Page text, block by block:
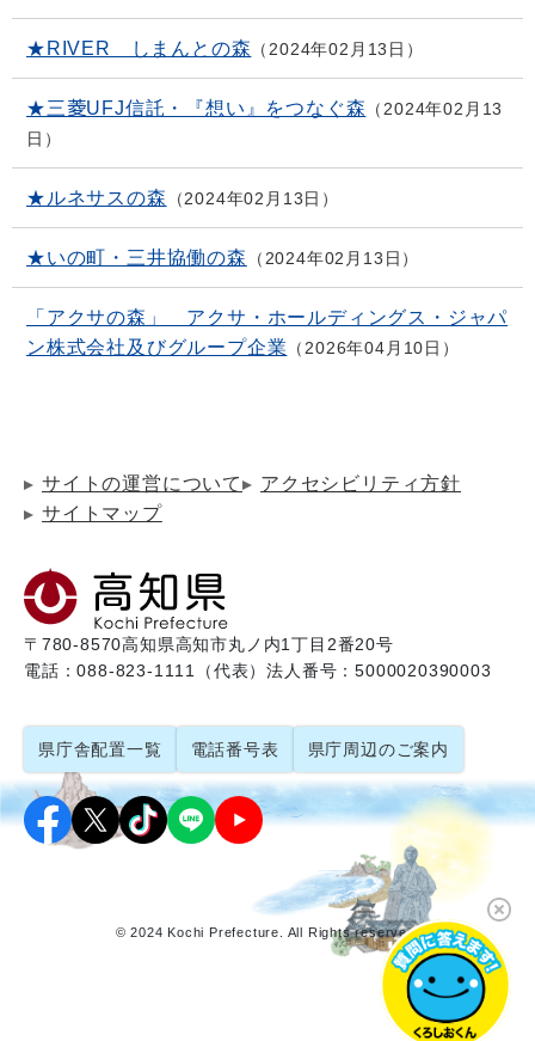
★RIVER しまんとの森 2024年02月13日
★三菱UFJ信託・『想い』をつなぐ森
2024年02月13
日
★ルネサスの森 2024年02月13日
★いの町・三井協働の森 2024年02月13日
「アクサの森」 アクサ・ホールディングス・ジャパ
ン株式会社及びグループ企業
2026年04月10日
サイトの運営について
アクセシビリティ方針
サイトマップ
〒780-8570高知県高知市丸ノ内1丁目2番20号
電話：088-823-1111（代表）法人番号：5000020390003
県庁舎配置一覧 電話番号表 県庁周辺のご案内
© 2024 Kochi Prefecture. All Rights reserved.